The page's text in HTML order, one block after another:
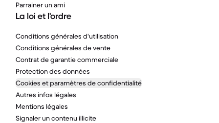
Parrainer un ami
La loi et l'ordre
Conditions générales d'utilisation
Conditions générales de vente
Contrat de garantie commerciale
Protection des données
Cookies et paramètres de confidentialité
Autres infos légales
Mentions légales
Signaler un contenu illicite